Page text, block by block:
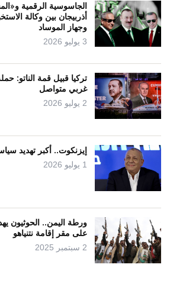
الجاسوسية الرقمية
أذربيجان بين وكالة
وجهاز الموساد
3 يوليو 2026
تركيا قبيل قمة الناتو:
غربي متواصل
2 يوليو 2026
إيزنكوت.. أكبر تهديد
1 يوليو 2026
ورطة اليمن.. الحوثيون
على مقر إقامة نتنياهو
2 سبتمبر 2025